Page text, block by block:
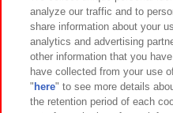
イベント・キャンペーン
関連会社 サステナ
analyze our traffic and to
share information about your
analytics and advertising
other information that you
have collected from your use
" here" to see more details
the retention period of each